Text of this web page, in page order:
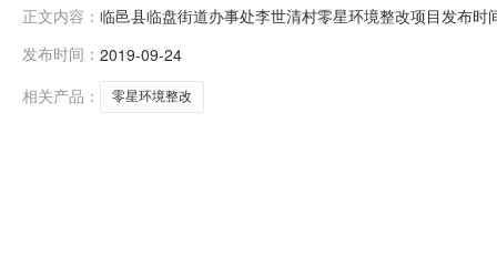
正文内容： 临邑县临盘街道办事处李世清村零星环境整改项目发布
五、采购方式：竞争性磋商六、成交情况：包号预中标
发布时间： 2019-09-24
相关产品：
零星环境整改